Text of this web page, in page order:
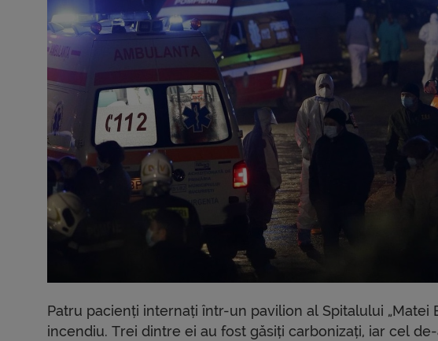
Patru pacienți internați într-un pavilion al Spitalului „Matei
incendiu. Trei dintre ei au fost găsiți carbonizați, iar cel